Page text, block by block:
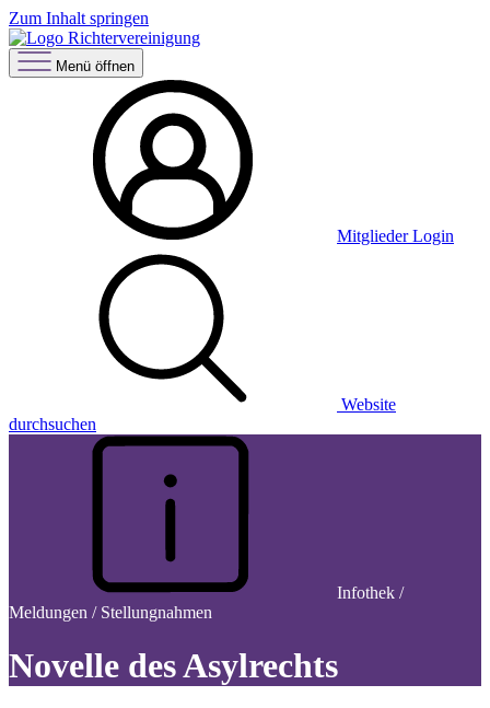
Zum Inhalt springen
Menü öffnen
Mitglieder Login
Website
durchsuchen
Infothek /
Meldungen / Stellungnahmen
Novelle des Asylrechts